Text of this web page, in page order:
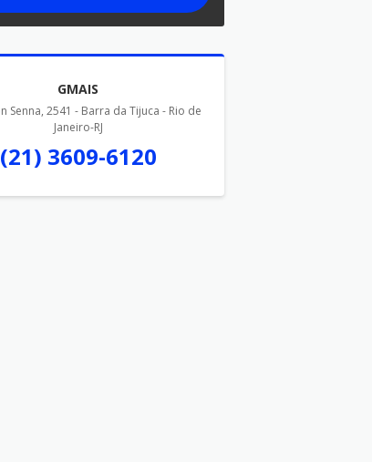
GMAIS
Senna, 2541 - Barra da Tijuca - Rio de
Janeiro-RJ
(21) 3609-6120